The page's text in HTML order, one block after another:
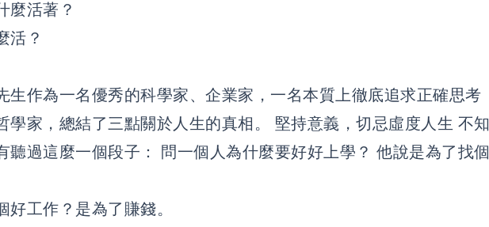
麼活著？
活？
生作為一名優秀的科學家、企業家，一名本質上徹底追求正確思考
學家，總結了三點關於人生的真相。 堅持意義，切忌虛度人生 不知
聽過這麼一個段子： 問一個人為什麼要好好上學？ 他說是為了找個
好工作？是為了賺錢。